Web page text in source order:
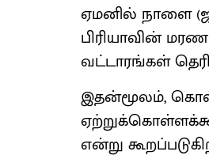
ஏமனில் நாளை
பிரியாவின்
வட்டாரங்கள்
இதன்மூலம்,
என்று